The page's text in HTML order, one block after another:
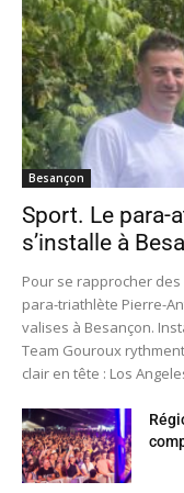
Besançon
Sport. Le para-
s’installe à
Pour se rapprocher
para-triathlète Pierre-
valises à Besançon.
Team Gouroux
clair en tête : Los